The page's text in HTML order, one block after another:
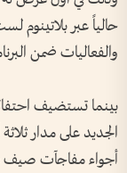
حالياً عبر بلاتينوم
والفعاليات ضمن
بينما تستضيف
الجديد على مدار
أجواء مفاجآت صيف